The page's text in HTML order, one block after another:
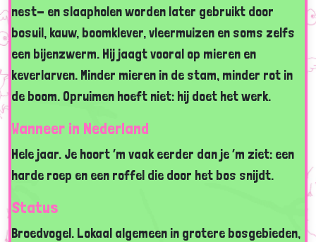
nest- en slaapholen worden later gebruikt door
bosuil, kauw, boomklever, vleermuizen en soms zelfs
een bijenzwerm. Hij jaagt vooral op mieren en
keverlarven. Minder mieren in de stam, minder rot in
de boom. Opruimen hoeft niet: hij doet het werk.
Wanneer in Nederland
Hele jaar. Je hoort ’m vaak eerder dan je ’m ziet: een
harde roep en een roffel die door het bos snijdt.
Status
Broedvogel. Lokaal algemeen in grotere bosgebieden,